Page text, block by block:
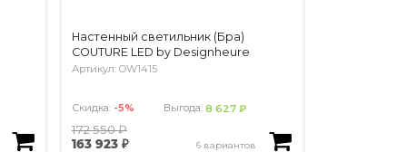
Настенный светильник (Бра)
COUTURE LED by Designheure
Артикул: OW1415
Скидка: -5% Выгода:8 627 ₽
172 550 ₽
163 923 ₽
6 вариантов